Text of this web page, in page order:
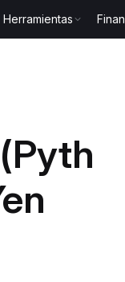
Herramientas